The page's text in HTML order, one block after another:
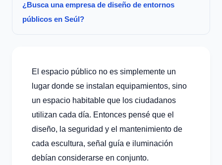
¿Busca una empresa de diseño de entornos
públicos en Seúl?
El espacio público no es simplemente un
lugar donde se instalan equipamientos, sino
un espacio habitable que los ciudadanos
utilizan cada día. Entonces pensé que el
diseño, la seguridad y el mantenimiento de
cada escultura, señal guía e iluminación
debían considerarse en conjunto.